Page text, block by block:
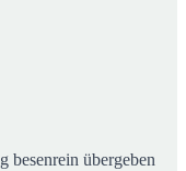
besenrein übergeben